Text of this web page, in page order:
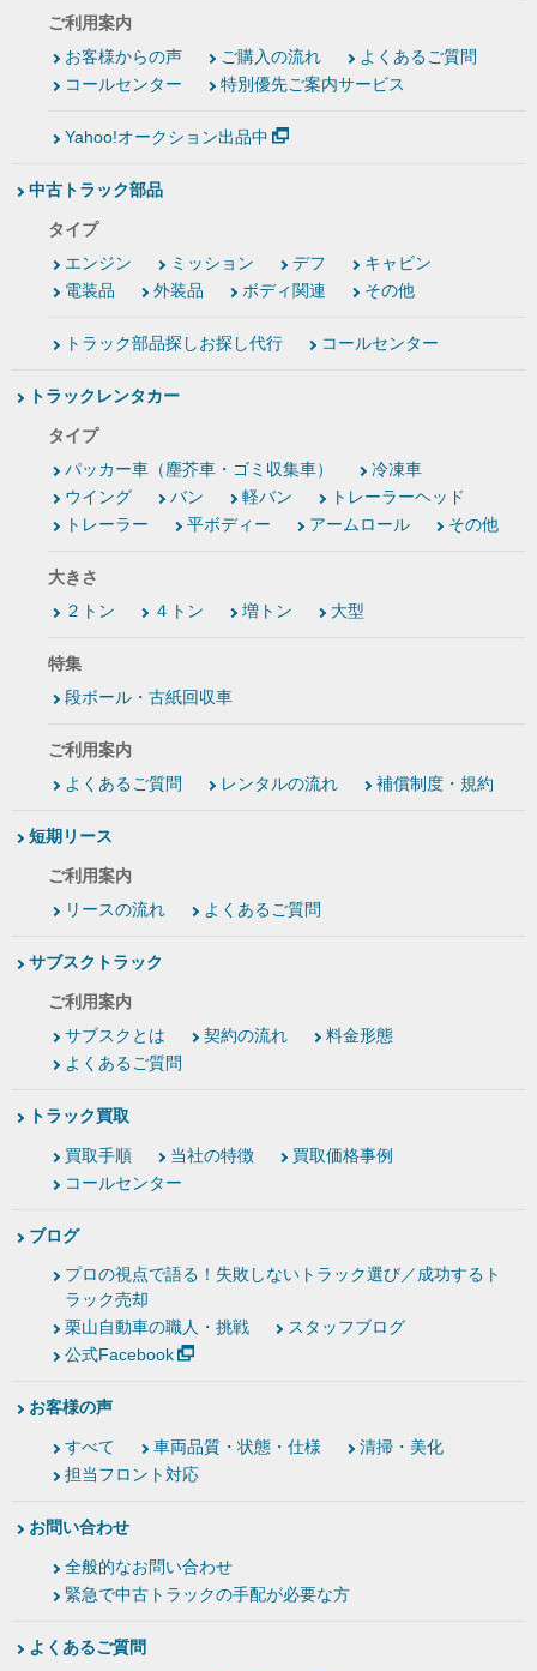
ご利用案内
お客様からの声
ご購入の流れ
よくあるご質問
コールセンター
特別優先ご案内サービス
Yahoo!オークション出品中
中古トラック部品
タイプ
エンジン
ミッション デフ
キャビン
電装品
外装品 ボディ関連 その他
トラック部品探しお探し代行 コールセンター
トラックレンタカー
タイプ
パッカー車（塵芥車・ゴミ収集車）
冷凍車
ウイング
バン 軽バン
トレーラーヘッド
トレーラー
平ボディー アームロール その他
大きさ
２トン
４トン 増トン 大型
特集
段ボール・古紙回収車
ご利用案内
よくあるご質問
レンタルの流れ 補償制度・規約
短期リース
ご利用案内
リースの流れ
よくあるご質問
サブスクトラック
ご利用案内
サブスクとは
契約の流れ
料金形態
よくあるご質問
トラック買取
買取手順 当社の特徴
買取価格事例
コールセンター
ブログ
プロの視点で語る！失敗しないトラック選び／成功するト
ラック売却
栗山自動車の職人・挑戦
スタッフブログ
公式Facebook
お客様の声
すべて 車両品質・状態・仕様
清掃・美化
担当フロント対応
お問い合わせ
全般的なお問い合わせ
緊急で中古トラックの手配が必要な方
よくあるご質問